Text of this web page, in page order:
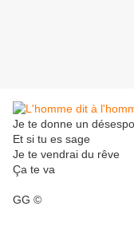
Je te donne un
Et si tu es sage
Je te vendrai du rêve
Ça te va
GG ©